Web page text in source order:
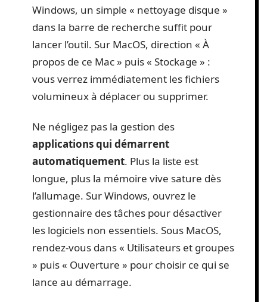
Windows, un simple « nettoyage disque »
dans la barre de recherche suffit pour
lancer l’outil. Sur MacOS, direction « À
propos de ce Mac » puis « Stockage » :
vous verrez immédiatement les fichiers
volumineux à déplacer ou supprimer.
Ne négligez pas la gestion des
applications qui démarrent
automatiquement. Plus la liste est
longue, plus la mémoire vive sature dès
l’allumage. Sur Windows, ouvrez le
gestionnaire des tâches pour désactiver
les logiciels non essentiels. Sous MacOS,
rendez-vous dans « Utilisateurs et groupes
» puis « Ouverture » pour choisir ce qui se
lance au démarrage.